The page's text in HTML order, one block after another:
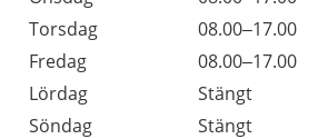
Torsdag
08.00–17.00
Fredag
08.00–17.00
Lördag
Stängt
Söndag
Stängt